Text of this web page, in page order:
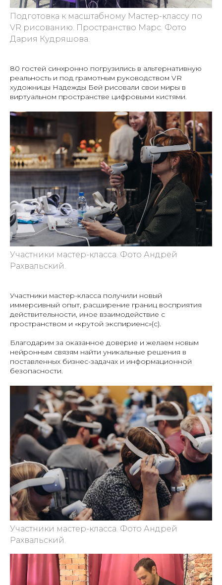
Подготовка к масштабному Мастер-классу по
VR рисованию. Пространство Марс. Фото
Дария Кудряшова.
80 гостей синхронно погрузились в альтернативную
реальность и под грамотным руководством VR
художницы Надежды Бей рисовали свои миры в
виртуальном пространстве цифровыми кистями.
Участники мастер-класса. Фото Андрей
Рахвальский.
Участники мастер-класса получили новый
иммерсивный опыт, расширение границ восприятия
действительности, иное взаимодействие с
пространством и «крутой экспириенс»(с).
Благодарим за оказанное доверие и желаем новым
нейронным связям найти уникальные решения в
поставленных бизнес-задачах и информационной
безопасности.
Участники мастер-класса. Фото Андрей
Рахвальский.